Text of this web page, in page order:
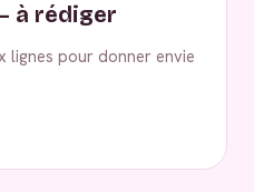
à rédiger
lignes pour donner envie